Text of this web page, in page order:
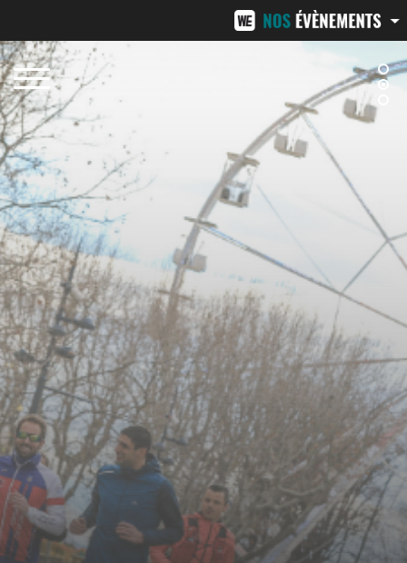
NÎMES URBAN TRAIL
20/21 FÉVRIER 2027
BEZIERS URBAN TRAIL
11 OCTOBRE 2026
LA
7
Suivez-
nous…